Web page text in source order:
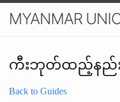
MYANMAR
ကီးဘုတ်ထည့်နည်
Back to Guides